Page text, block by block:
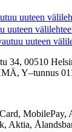
uuteen
uuteen
uuteen
34, 00510
Y–tunnus
MobilePay,
Aktia,